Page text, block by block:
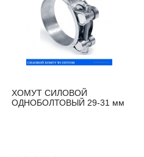
ХОМУТ СИЛОВОЙ
ОДНОБОЛТОВЫЙ 29-31 мм